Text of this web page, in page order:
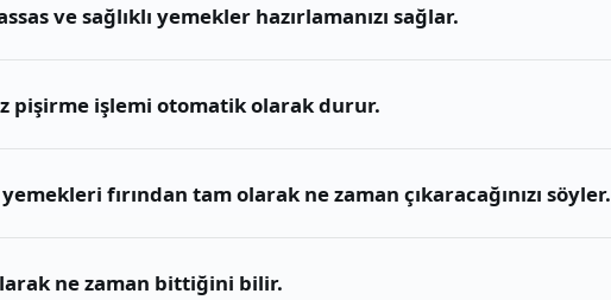
ve sağlıklı yemekler hazırlamanızı sağlar.
pişirme işlemi otomatik olarak durur.
fırından tam olarak ne zaman çıkaracağınızı söyler.
ne zaman bittiğini bilir.